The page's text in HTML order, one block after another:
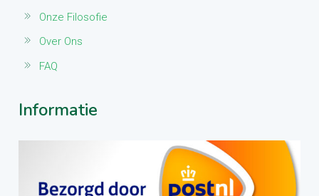
Onze Filosofie
Over Ons
FAQ
Informatie